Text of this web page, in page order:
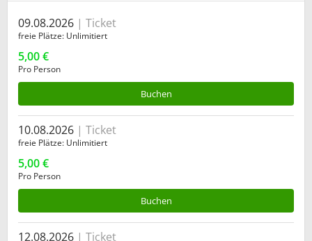
09.08.2026 Ticket
freie Plätze Unlimitiert
5,00 €
Pro Person
Buchen
10.08.2026 Ticket
freie Plätze Unlimitiert
5,00 €
Pro Person
Buchen
12.08.2026 Ticket